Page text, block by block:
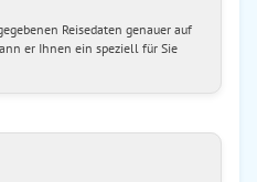
Reisedaten genauer auf
er Ihnen ein speziell für Sie